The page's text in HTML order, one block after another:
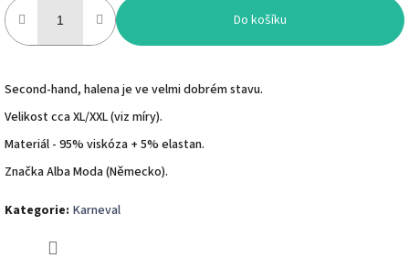
Do košíku
Second-hand, halena je ve velmi dobrém stavu.
Velikost cca XL/XXL (viz míry).
Materiál - 95% viskóza + 5% elastan.
Značka Alba Moda (Německo).
Kategorie: Karneval